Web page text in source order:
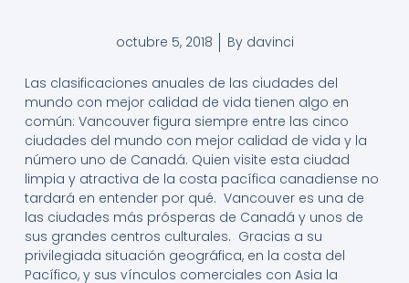
octubre 5, 2018 Bydavinci
Las clasificaciones anuales de las ciudades del
mundo con mejor calidad de vida tienen algo en
común: Vancouver figura siempre entre las cinco
ciudades del mundo con mejor calidad de vida y la
número uno de Canadá. Quien visite esta ciudad
limpia y atractiva de la costa pacífica canadiense no
tardará en entender por qué. Vancouver es una de
las ciudades más prósperas de Canadá y unos de
sus grandes centros culturales. Gracias a su
privilegiada situación geográfica, en la costa del
Pacífico, y sus vínculos comerciales con Asia la